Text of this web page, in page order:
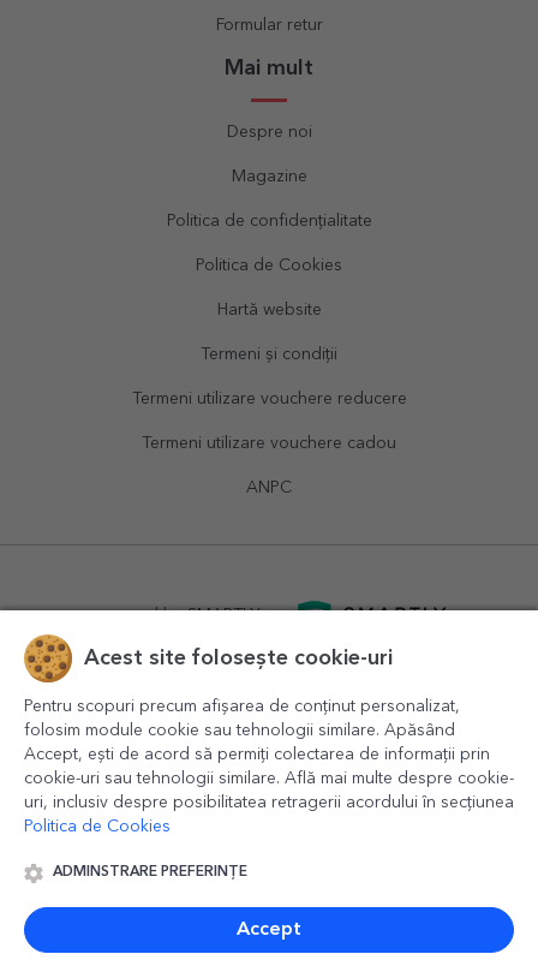
Formular retur
Mai mult
Despre noi
Magazine
Politica de confidențialitate
Politica de Cookies
Hartă website
Termeni și condiții
Termeni utilizare vouchere reducere
Termeni utilizare vouchere cadou
ANPC
powered bySMARTLY.ro
© 2016-2026 StarGift Romania,
contact@stargift.ro
www.stargift.ro
Acest site folosește cookie-uri
Pentru scopuri precum afișarea de conținut personalizat,
folosim module cookie sau tehnologii similare. Apăsând
Accept, ești de acord să permiți colectarea de informații prin
cookie-uri sau tehnologii similare. Află mai multe despre cookie-
uri, inclusiv despre posibilitatea retragerii acordului în secțiunea
Politica de Cookies
ADMINSTRARE PREFERINȚE
Accept